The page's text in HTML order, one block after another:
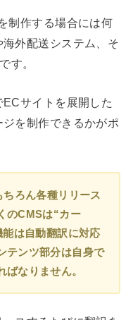
制作する場合には何
外配送システム、そ
す。
サイトを展開した
を制作できるかがポ
ろん各種リリース
のCMSは“カー
能は自動翻訳に対応
テンツ部分は自身で
なりません。